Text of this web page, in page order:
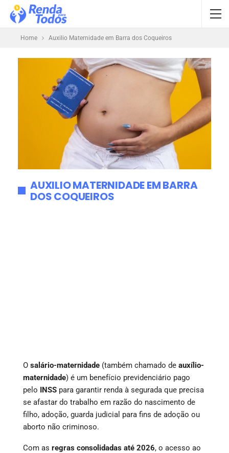
Home Auxilio Maternidade em Barra dos Coqueiros
AUXILIO MATERNIDADE EM BARRA
DOS COQUEIROS
O salário-maternidade (também chamado de auxílio-
maternidade) é um benefício previdenciário pago
pelo INSS para garantir renda à segurada que precisa
se afastar do trabalho em razão do nascimento de
filho, adoção, guarda judicial para fins de adoção ou
aborto não criminoso.
Com as regras consolidadas até 2026, o acesso ao